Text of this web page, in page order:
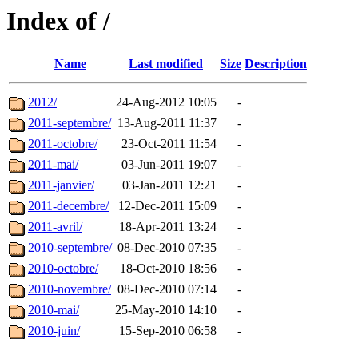
Index of /
Name Last modified Size Description
2012/ 24-Aug-2012 10:05
-
2011-septembre/ 13-Aug-2011 11:37
-
2011-octobre/
23-Oct-2011 11:54
-
2011-mai/
03-Jun-2011 19:07
-
2011-janvier/
03-Jan-2011 12:21
-
2011-decembre/
12-Dec-2011 15:09
-
2011-avril/
18-Apr-2011 13:24
-
2010-septembre/ 08-Dec-2010 07:35
-
2010-octobre/
18-Oct-2010 18:56
-
2010-novembre/ 08-Dec-2010 07:14
-
2010-mai/
25-May-2010 14:10
-
2010-juin/
15-Sep-2010 06:58
-